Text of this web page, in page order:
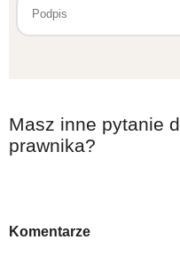
Masz inne pytanie
prawnika?
Komentarze